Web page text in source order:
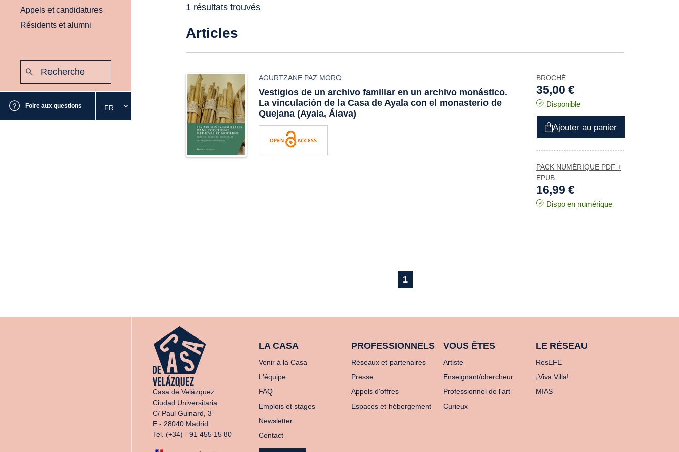
Appels et candidatures
Résidents et alumni
Foire aux questions
Sélectionnez
la
FR
1 résultats trouvés
Articles
AGURTZANE PAZ MORO
Vestigios de un archivo familiar en un archivo monástico.
La vinculación de la Casa de Ayala con el monasterio de
Quejana (Ayala, Álava)
BROCHÉ
35,00 €
Disponible
Ajouter au panier
PACK NUMÉRIQUE PDF +
EPUB
16,99 €
Dispo en numérique
1
Casa de Velázquez
Ciudad Universitaria
C/ Paul Guinard, 3
E - 28040 Madrid
Tel. (+34) - 91 455 15 80
LA CASA
Venir à la Casa
L'équipe
FAQ
Emplois et stages
Newsletter
Contact
PROFESSIONNELS
Réseaux et partenaires
Presse
Appels d'offres
Espaces et hébergement
VOUS ÊTES
Artiste
Enseignant/chercheur
Professionnel de l'art
Curieux
LE RÉSEAU
ResEFE
¡Viva Villa!
MIAS